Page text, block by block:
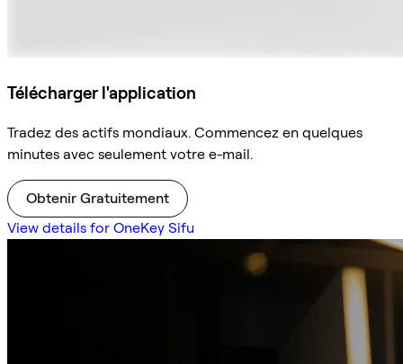
Télécharger l'application
Tradez des actifs mondiaux. Commencez en quelques
minutes avec seulement votre e-mail.
Obtenir Gratuitement
View details for OneKey Sifu